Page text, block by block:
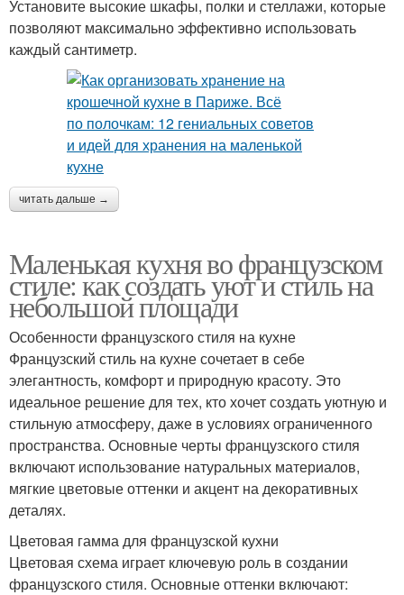
Установите высокие шкафы, полки и стеллажи, которые
позволяют максимально эффективно использовать
каждый сантиметр.
читать дальше →
Маленькая кухня во французском
стиле: как создать уют и стиль на
небольшой площади
Особенности французского стиля на кухне
Французский стиль на кухне сочетает в себе
элегантность, комфорт и природную красоту. Это
идеальное решение для тех, кто хочет создать уютную и
стильную атмосферу, даже в условиях ограниченного
пространства. Основные черты французского стиля
включают использование натуральных материалов,
мягкие цветовые оттенки и акцент на декоративных
деталях.
Цветовая гамма для французской кухни
Цветовая схема играет ключевую роль в создании
французского стиля. Основные оттенки включают: